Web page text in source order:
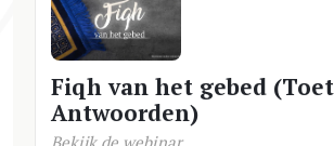
Fiqh van het gebed
Antwoorden)
Bekijk de webinar.